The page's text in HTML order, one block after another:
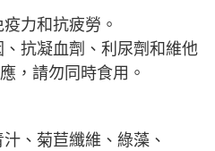
力和抗疲勞。
抗凝血劑、利尿劑和維他
，請勿同時食用。
、菊苣纖維、綠藻、